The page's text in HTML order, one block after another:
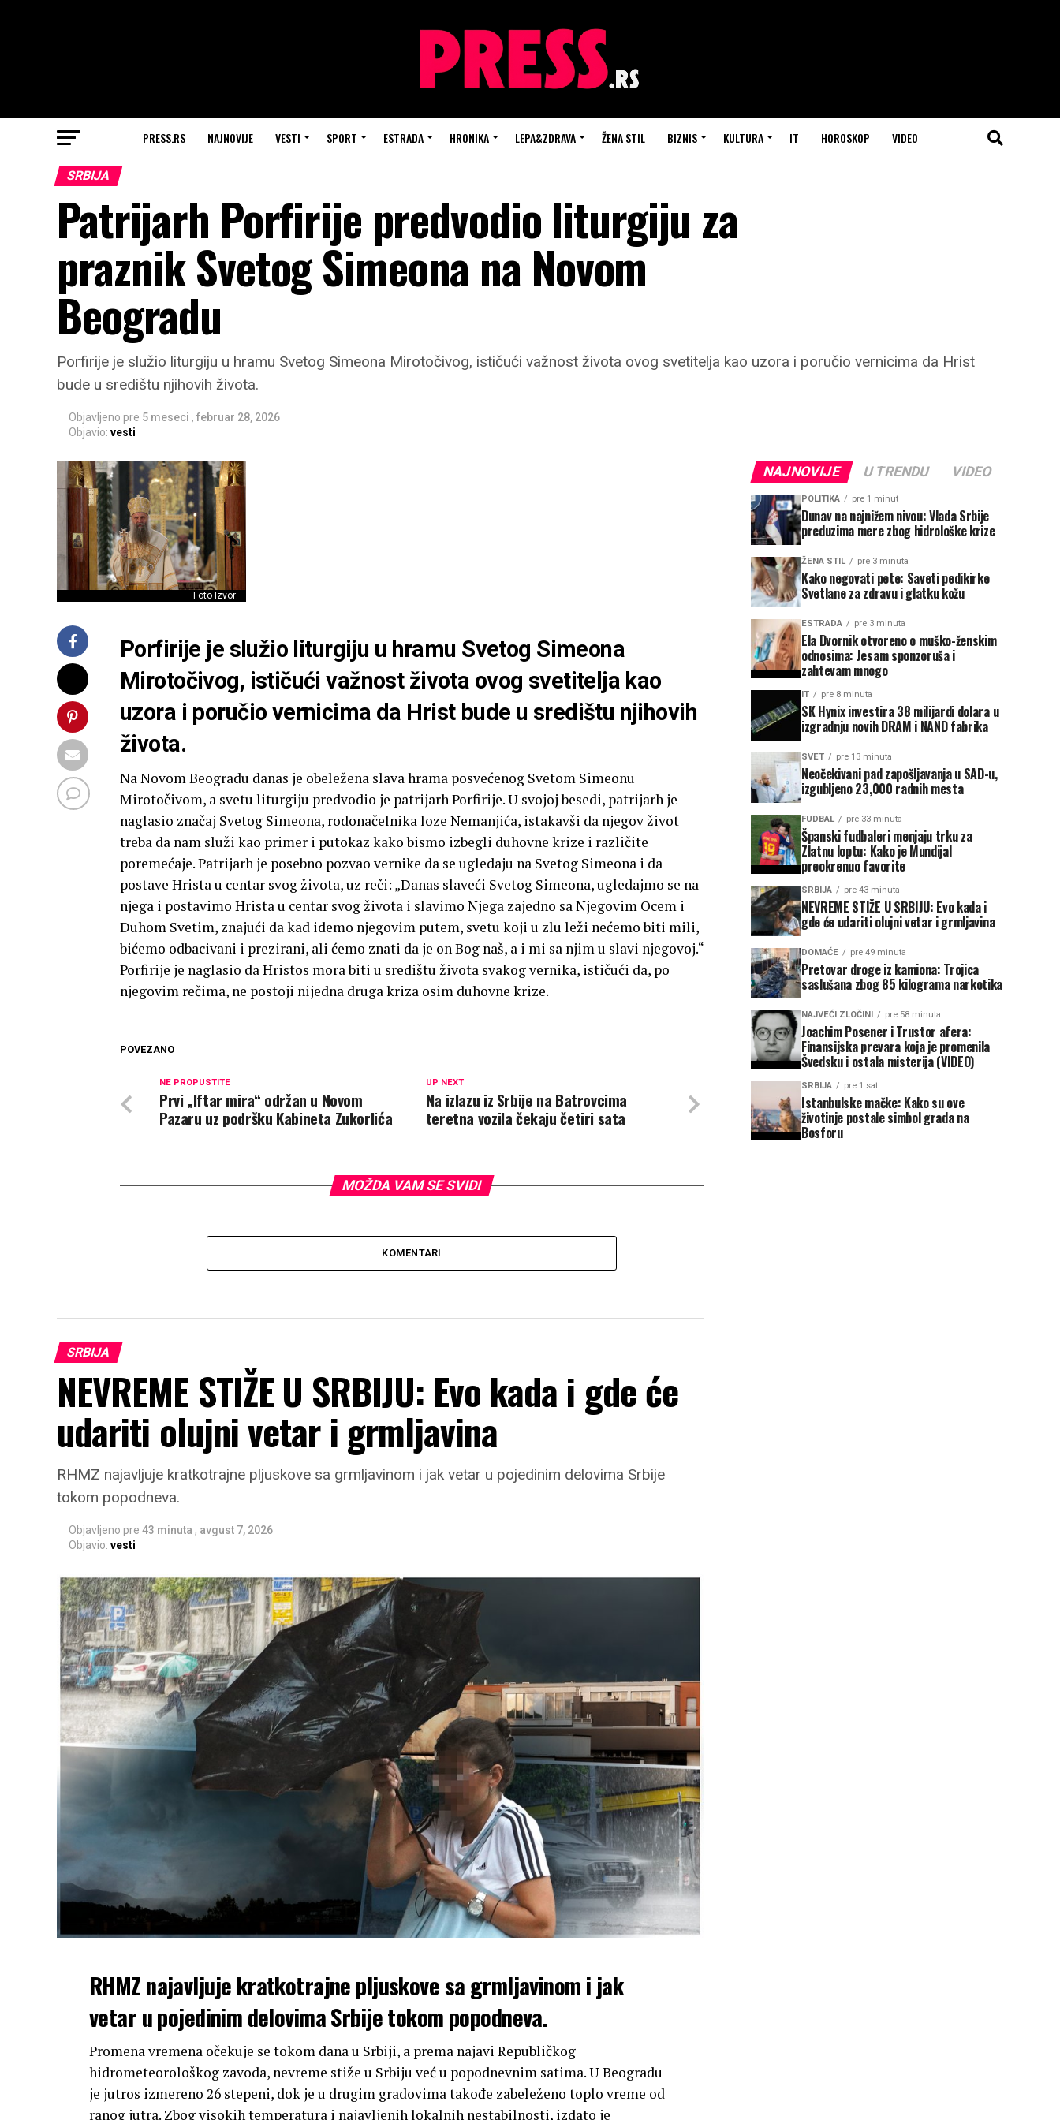
PRESS.RS NAJNOVIJE VESTI SPORT ESTRADA HRONIKA LEPA&ZDRAVA ŽENA STIL BIZNIS KULTURA IT HOROSKOP VIDEO
SRBIJA
Patrijarh Porfirije predvodio liturgiju za
praznik Svetog Simeona na Novom
Beogradu
Porfirije je služio liturgiju u hramu Svetog Simeona Mirotočivog, ističući važnost života ovog svetitelja kao uzora i poručio vernicima da Hrist
bude u središtu njihovih života.
Objavljeno pre 5 meseci , februar 28, 2026
Objavio: vesti
Foto Izvor:
Porfirije je služio liturgiju u hramu Svetog Simeona
Mirotočivog, ističući važnost života ovog svetitelja kao
uzora i poručio vernicima da Hrist bude u središtu njihovih
života.
Na Novom Beogradu danas je obeležena slava hrama posvećenog Svetom Simeonu
Mirotočivom, a svetu liturgiju predvodio je patrijarh Porfirije. U svojoj besedi, patrijarh je
naglasio značaj Svetog Simeona, rodonačelnika loze Nemanjića, istakavši da njegov život
treba da nam služi kao primer i putokaz kako bismo izbegli duhovne krize i različite
poremećaje. Patrijarh je posebno pozvao vernike da se ugledaju na Svetog Simeona i da
postave Hrista u centar svog života, uz reči: „Danas slaveći Svetog Simeona, ugledajmo se na
njega i postavimo Hrista u centar svog života i slavimo Njega zajedno sa Njegovim Ocem i
Duhom Svetim, znajući da kad idemo njegovim putem, svetu koji u zlu leži nećemo biti mili,
bićemo odbacivani i prezirani, ali ćemo znati da je on Bog naš, a i mi sa njim u slavi njegovoj.“
Porfirije je naglasio da Hristos mora biti u središtu života svakog vernika, ističući da, po
njegovim rečima, ne postoji nijedna druga kriza osim duhovne krize.
POVEZANO
UP NEXT
Na izlazu iz Srbije na Batrovcima
teretna vozila čekaju četiri sata
NE PROPUSTITE
Prvi „Iftar mira“ održan u Novom
Pazaru uz podršku Kabineta Zukorlića
MOŽDA VAM SE SVIDI
KOMENTARI
SRBIJA
NEVREME STIŽE U SRBIJU: Evo kada i gde će
udariti olujni vetar i grmljavina
RHMZ najavljuje kratkotrajne pljuskove sa grmljavinom i jak vetar u pojedinim delovima Srbije
tokom popodneva.
Objavljeno pre 43 minuta , avgust 7, 2026
Objavio: vesti
RHMZ najavljuje kratkotrajne pljuskove sa grmljavinom i jak
vetar u pojedinim delovima Srbije tokom popodneva.
Promena vremena očekuje se tokom dana u Srbiji, a prema najavi Republičkog
hidrometeorološkog zavoda, nevreme stiže u Srbiju već u popodnevnim satima. U Beogradu
je jutros izmereno 26 stepeni, dok je u drugim gradovima takođe zabeleženo toplo vreme od
ranog jutra. Zbog visokih temperatura i najavljenih lokalnih nestabilnosti, izdato je
NAJNOVIJE U TRENDU VIDEO
POLITIKA pre 1 minut
Dunav na najnižem nivou: Vlada Srbije
preduzima mere zbog hidrološke krize
ŽENA STIL pre 3 minuta
Kako negovati pete: Saveti pedikirke
Svetlane za zdravu i glatku kožu
ESTRADA pre 3 minuta
Ela Dvornik otvoreno o muško-ženskim
odnosima: Jesam sponzoruša i
zahtevam mnogo
IT pre 8 minuta
SK Hynix investira 38 milijardi dolara u
izgradnju novih DRAM i NAND fabrika
SVET pre 13 minuta
Neočekivani pad zapošljavanja u SAD-u,
izgubljeno 23,000 radnih mesta
FUDBAL pre 33 minuta
Španski fudbaleri menjaju trku za
Zlatnu loptu: Kako je Mundijal
preokrenuo favorite
SRBIJA pre 43 minuta
NEVREME STIŽE U SRBIJU: Evo kada i
gde će udariti olujni vetar i grmljavina
DOMAĆE pre 49 minuta
Pretovar droge iz kamiona: Trojica
saslušana zbog 85 kilograma narkotika
NAJVEĆI ZLOČINI pre 58 minuta
Joachim Posener i Trustor afera:
Finansijska prevara koja je promenila
Švedsku i ostala misterija (VIDEO)
SRBIJA pre 1 sat
Istanbulske mačke: Kako su ove
životinje postale simbol grada na
Bosforu